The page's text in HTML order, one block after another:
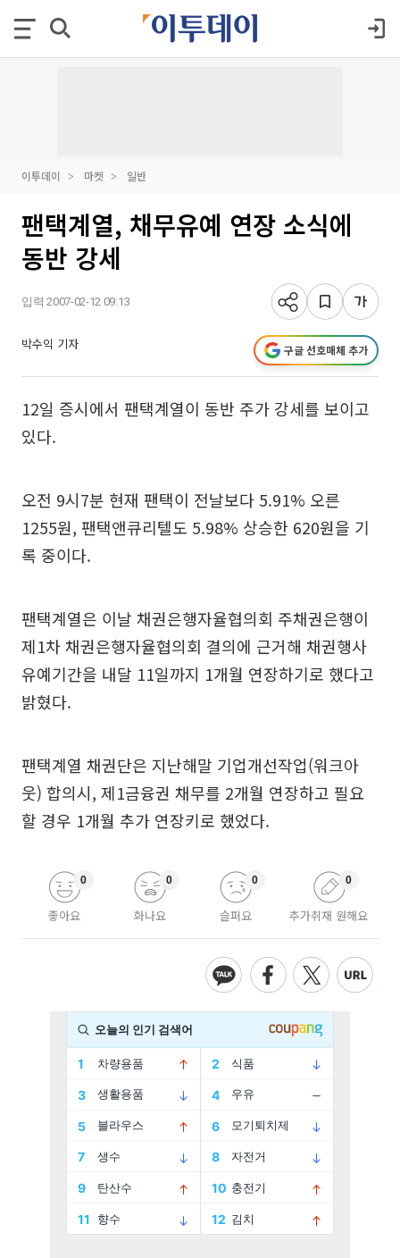
이투데이 마켓 일반
팬택계열, 채무유예 연장 소식에
동반 강세
입력 2007-02-12 09:13
박수익 기자 구글 선호매체 추가
12일 증시에서 팬택계열이 동반 주가 강세를 보이고
있다.
오전 9시7분 현재 팬택이 전날보다 5.91% 오른
1255원, 팬택앤큐리텔도 5.98% 상승한 620원을 기
록 중이다.
팬택계열은 이날 채권은행자율협의회 주채권은행이
제1차 채권은행자율협의회 결의에 근거해 채권행사
유예기간을 내달 11일까지 1개월 연장하기로 했다고
밝혔다.
팬택계열 채권단은 지난해말 기업개선작업(워크아
웃) 합의시, 제1금융권 채무를 2개월 연장하고 필요
할 경우 1개월 추가 연장키로 했었다.
좋아요
0
화나요
0
슬퍼요
0
추가취재 원해요
0